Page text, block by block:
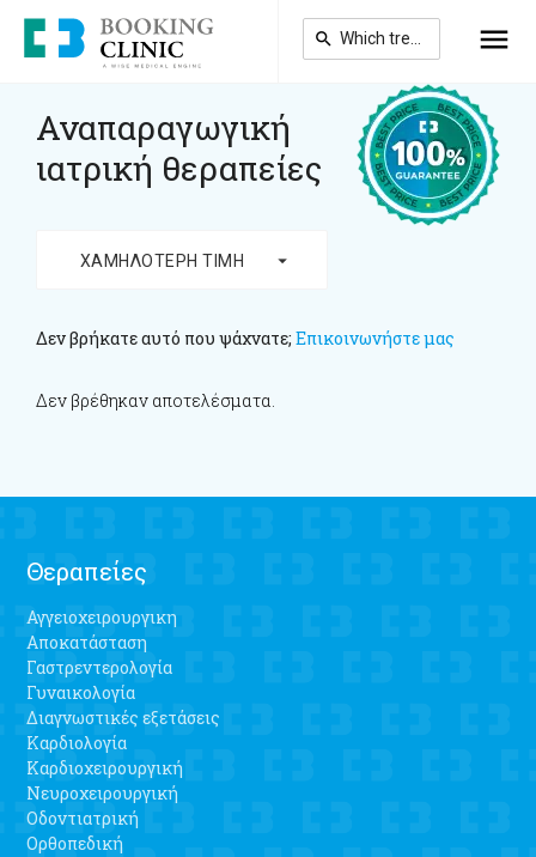
Skip
main
Αναπαραγωγική
ιατρική θεραπείες
ΧΑΜΗΛΌΤΕΡΗ ΤΙΜΉ arrow_drop_down
Δεν βρήκατε αυτό που ψάχνατε; Επικοινωνήστε μας
Δεν βρέθηκαν αποτελέσματα.
Θεραπείες
Αγγειοχειρουργικη
Αποκατάσταση
Γαστρεντερολογία
Γυναικολογία
Διαγνωστικές εξετάσεις
Καρδιολογία
Καρδιοχειρουργική
Νευροχειρουργική
Οδοντιατρική
Ορθοπεδική